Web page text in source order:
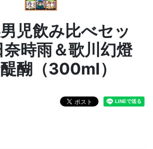
男児飲み比べセッ
奈時雨＆歌川幻燈
醐（300ml）